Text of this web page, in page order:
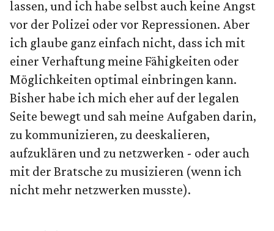
lassen, und ich habe selbst auch keine Angst
vor der Polizei oder vor Repressionen. Aber
ich glaube ganz einfach nicht, dass ich mit
einer Verhaftung meine Fähigkeiten oder
Möglichkeiten optimal einbringen kann.
Bisher habe ich mich eher auf der legalen
Seite bewegt und sah meine Aufgaben darin,
zu kommunizieren, zu deeskalieren,
aufzuklären und zu netzwerken - oder auch
mit der Bratsche zu musizieren (wenn ich
nicht mehr netzwerken musste).